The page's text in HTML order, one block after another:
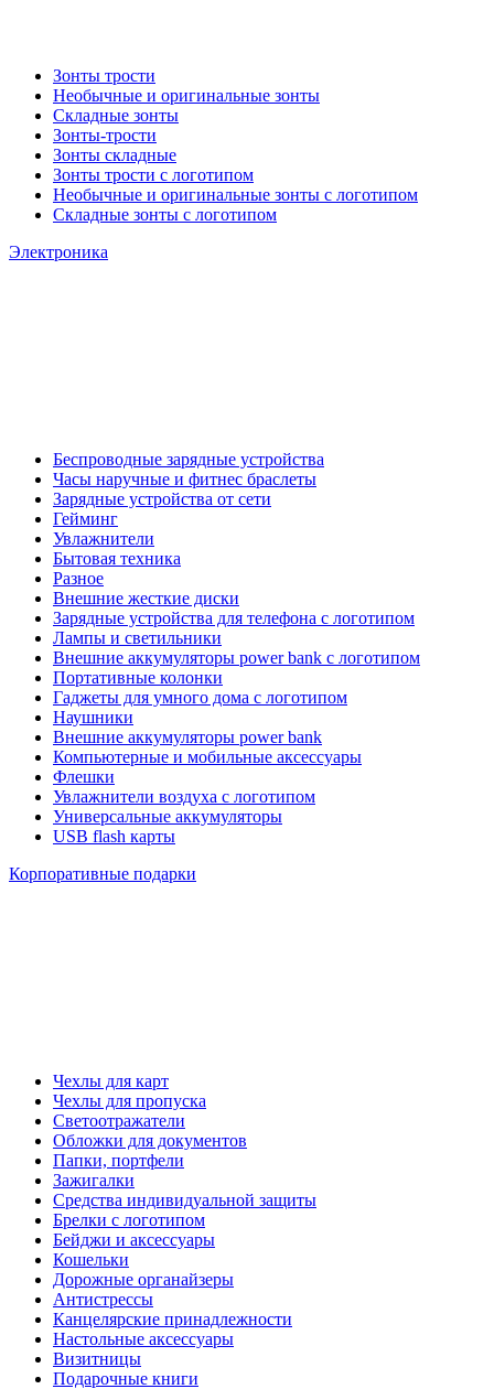
Зонты трости
Необычные и оригинальные зонты
Складные зонты
Зонты-трости
Зонты складные
Зонты трости с логотипом
Необычные и оригинальные зонты с логотипом
Складные зонты с логотипом
Электроника
Беспроводные зарядные устройства
Часы наручные и фитнес браслеты
Зарядные устройства от сети
Гейминг
Увлажнители
Бытовая техника
Разное
Внешние жесткие диски
Зарядные устройства для телефона с логотипом
Лампы и светильники
Внешние аккумуляторы power bank с логотипом
Портативные колонки
Гаджеты для умного дома с логотипом
Наушники
Внешние аккумуляторы power bank
Компьютерные и мобильные аксессуары
Флешки
Увлажнители воздуха с логотипом
Универсальные аккумуляторы
USB flash карты
Корпоративные подарки
Чехлы для карт
Чехлы для пропуска
Светоотражатели
Обложки для документов
Папки, портфели
Зажигалки
Средства индивидуальной защиты
Брелки с логотипом
Бейджи и аксессуары
Кошельки
Дорожные органайзеры
Антистрессы
Канцелярские принадлежности
Настольные аксессуары
Визитницы
Подарочные книги